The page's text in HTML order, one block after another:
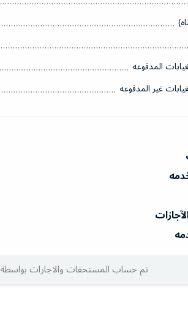
المدفوعه
غير المدفوعه
تم حساب المستحقات والاجارات بواسطة